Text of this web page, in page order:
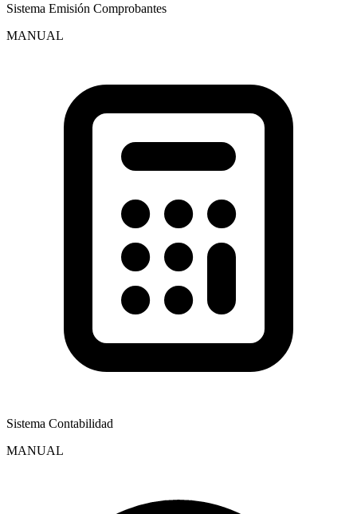
Sistema Emisión Comprobantes
MANUAL
Sistema Contabilidad
MANUAL